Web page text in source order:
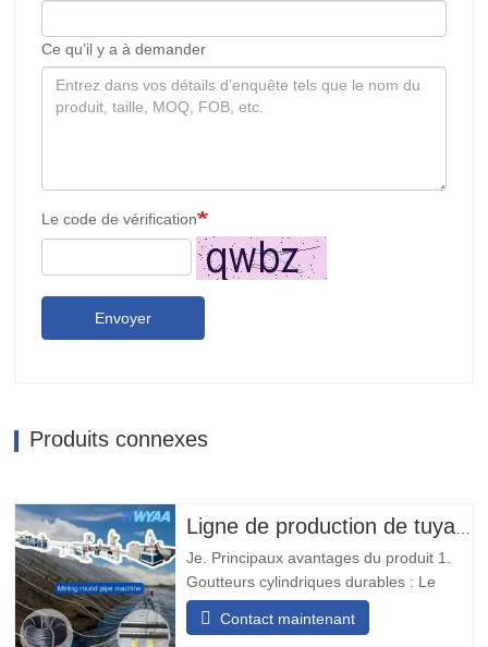
Ce qu’il y a à demander
Le code de vérification
Envoyer
Produits connexes
Ligne de production de tuyaux d'irrigation goutte à goutte avec goutteurs cylindriques ronds à compensation de pression pour la lixiviation des tas de minage HWYAA
Je. Principaux avantages du produit 1.
Goutteurs cylindriques durables : Le
tuyau d'irrigation goutte à goutte avec
émetteur rond incrusté est équipé de
Contact maintenant